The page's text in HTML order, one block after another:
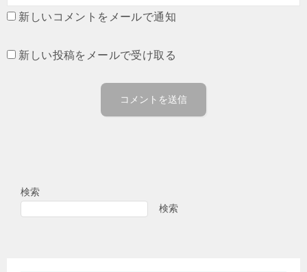
新しいコメントをメールで通知
新しい投稿をメールで受け取る
検索
検索